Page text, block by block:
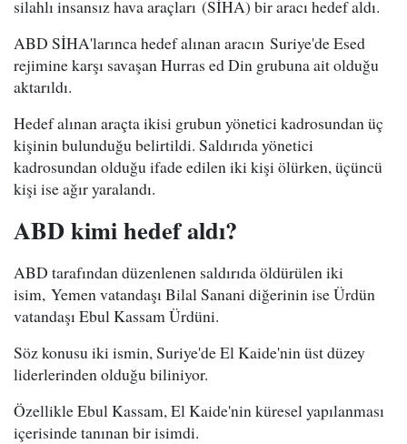
silahlı insansız hava araçları (SİHA) bir aracı hedef aldı.
ABD SİHA'larınca hedef alınan aracın Suriye'de Esed
rejimine karşı savaşan Hurras ed Din grubuna ait olduğu
aktarıldı.
Hedef alınan araçta ikisi grubun yönetici kadrosundan üç
kişinin bulunduğu belirtildi. Saldırıda yönetici
kadrosundan olduğu ifade edilen iki kişi ölürken, üçüncü
kişi ise ağır yaralandı.
ABD kimi hedef aldı?
ABD tarafından düzenlenen saldırıda öldürülen iki
isim, Yemen vatandaşı Bilal Sanani diğerinin ise Ürdün
vatandaşı Ebul Kassam Ürdüni.
Söz konusu iki ismin, Suriye'de El Kaide'nin üst düzey
liderlerinden olduğu biliniyor.
Özellikle Ebul Kassam, El Kaide'nin küresel yapılanması
içerisinde tanınan bir isimdi.